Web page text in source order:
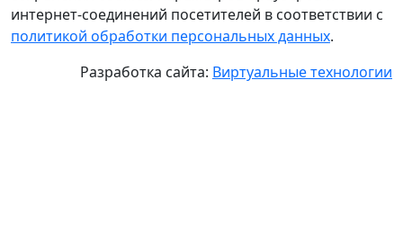
интернет-соединений посетителей в соответствии с
политикой обработки персональных данных.
Разработка сайта: Виртуальные технологии